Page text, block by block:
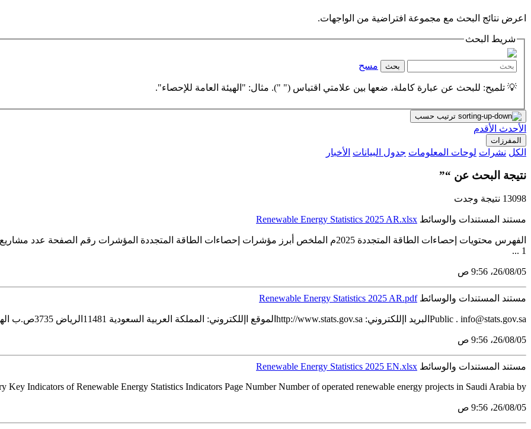
اعرض نتائج البحث مع مجموعة افتراضية من الواجهات.
شريط البحث
بحث مسح
💡 تلميح: للبحث عن عبارة كاملة، ضعها بين علامتي اقتباس (" "). مثال: "الهيئة العامة للإحصاء".
ترتيب حسب
الأحدث الأقدم
المفرزات
الكل نشرات لوحات المعلومات جدول البيانات الأخبار
نتيجة البحث عن “”
13098 نتيجة وجدت
مستند المستندات والوسائط Renewable Energy Statistics 2025 AR.xlsx
1 ...
05‏/08‏/26، 9:56 ص
مستند المستندات والوسائط Renewable Energy Statistics 2025 AR.pdf
Public . info@stats.gov.saالبريد اإللكتروني: http://www.stats.gov.saالموقع اإللكتروني: المملكة العربية السعودية 11481الرياض 3735ص.ب الهيئة العامة لإلحصاء 2025 عام ...
05‏/08‏/26، 9:56 ص
مستند المستندات والوسائط Renewable Energy Statistics 2025 EN.xlsx
Key Indicators of Renewable Energy Statistics Indicators Page Number Number of operated renewable energy projects in Saudi Arabia by...
05‏/08‏/26، 9:56 ص